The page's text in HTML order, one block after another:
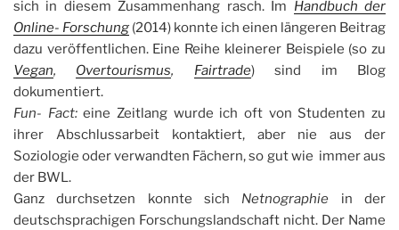
sich in diesem Zusammenhang rasch. Im Handbuch der
Online- Forschung (2014) konnte ich einen längeren Beitrag
dazu veröffentlichen. Eine Reihe kleinerer Beispiele (so zu
Vegan, Overtourismus, Fairtrade) sind im Blog
dokumentiert.
Fun- Fact:eine Zeitlang wurde ich oft von Studenten zu
ihrer Abschlussarbeit kontaktiert, aber nie aus der
Soziologie oder verwandten Fächern, so gut wie immer aus
der BWL.
Ganz durchsetzen konnte sich Netnographie in der
deutschsprachigen Forschungslandschaft nicht. Der Name